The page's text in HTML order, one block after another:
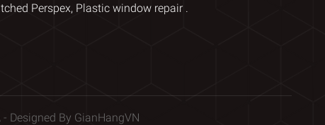
Perspex, Plastic window repair.
Designed By GianHangVN